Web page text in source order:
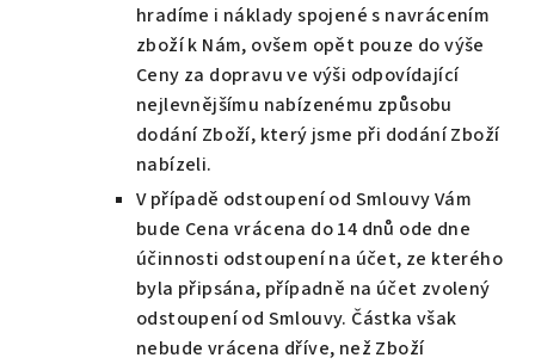
hradíme i náklady spojené s navrácením
zboží k Nám, ovšem opět pouze do výše
Ceny za dopravu ve výši odpovídající
nejlevnějšímu nabízenému způsobu
dodání Zboží, který jsme při dodání Zboží
nabízeli.
V případě odstoupení od Smlouvy Vám
bude Cena vrácena do 14 dnů ode dne
účinnosti odstoupení na účet, ze kterého
byla připsána, případně na účet zvolený
odstoupení od Smlouvy. Částka však
nebude vrácena dříve, než Zboží